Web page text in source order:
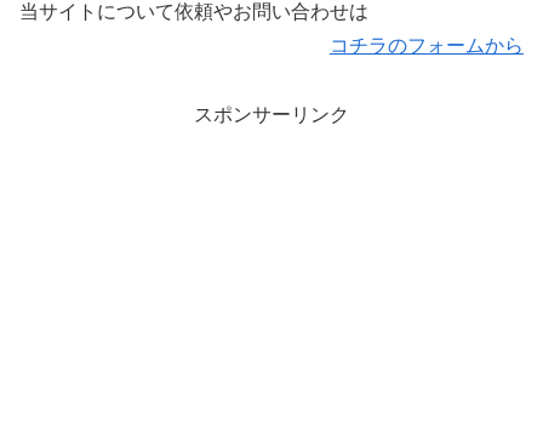
当サイトについて依頼やお問い合わせは
コチラのフォームから
スポンサーリンク